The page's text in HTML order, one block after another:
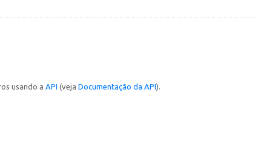
usando a API (veja Documentação da API).